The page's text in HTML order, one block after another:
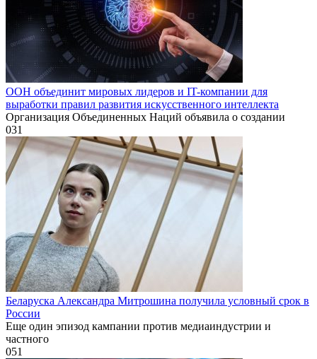
ООН объединит мировых лидеров и IT-компании для
выработки правил развития искусственного интеллекта
Организация Объединенных Наций объявила о создании
031
Беларуска Александра Митрошина получила условный срок в
России
Еще один эпизод кампании против медиаиндустрии и
частного
051